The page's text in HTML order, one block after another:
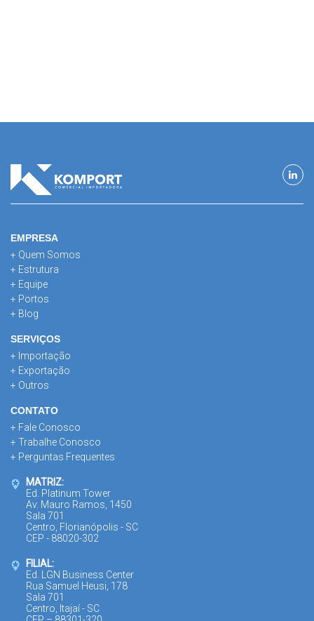
EMPRESA
+ Quem Somos
+ Estrutura
+ Equipe
+ Portos
+ Blog
SERVIÇOS
+ Importação
+ Exportação
+ Outros
CONTATO
+ Fale Conosco
+ Trabalhe Conosco
+ Perguntas Frequentes
MATRIZ:
Ed. Platinum Tower
Av. Mauro Ramos, 1450
Sala 701
Centro, Florianópolis - SC
CEP - 88020-302
FILIAL:
Ed. LGN Business Center
Rua Samuel Heusi, 178
Sala 701
Centro, Itajaí - SC